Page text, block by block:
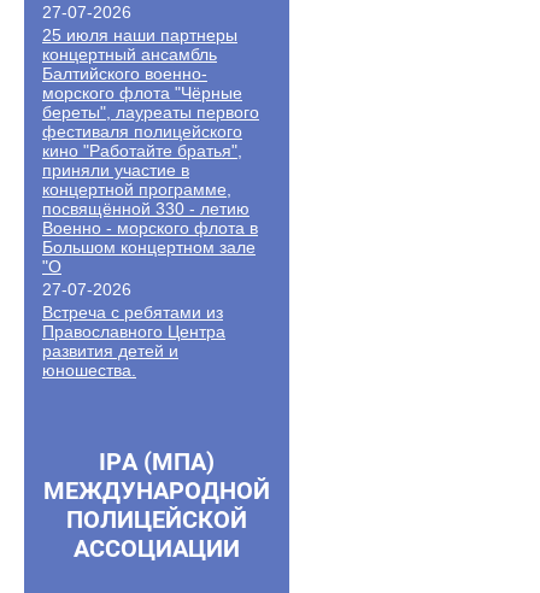
27-07-2026
25 июля наши партнеры
концертный ансамбль
Балтийского военно-
морского флота "Чёрные
береты", лауреаты первого
фестиваля полицейского
кино "Работайте братья",
приняли участие в
концертной программе,
посвящённой 330 - летию
Военно - морского флота в
Большом концертном зале
"О
27-07-2026
Встреча с ребятами из
Православного Центра
развития детей и
юношества.
IPA (МПА)
МЕЖДУНАРОДНОЙ
ПОЛИЦЕЙСКОЙ
АССОЦИАЦИИ